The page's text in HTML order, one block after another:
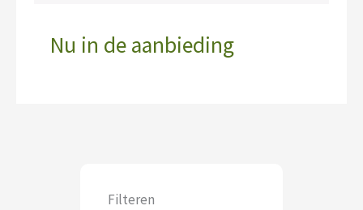
Nu in de aanbieding
Filteren